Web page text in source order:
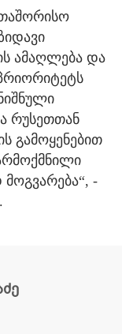
ამაღლება და
რუსეთთან
გამოყენებით
-